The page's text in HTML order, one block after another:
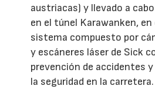
austriacas) y llevado a
en el túnel Karawanken, en
sistema compuesto por
y escáneres láser de Sick
prevención de accidentes
la seguridad en la carretera.